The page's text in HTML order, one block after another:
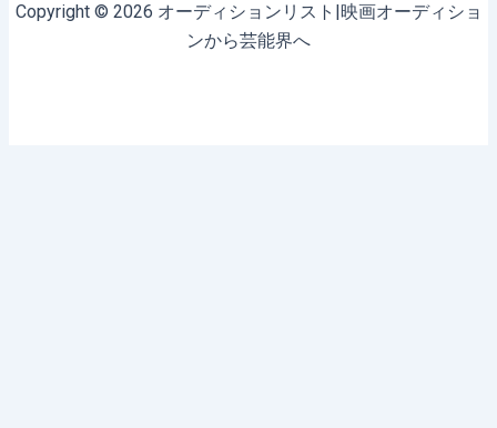
Copyright © 2026 オーディションリスト|映画オーディショ
ンから芸能界へ